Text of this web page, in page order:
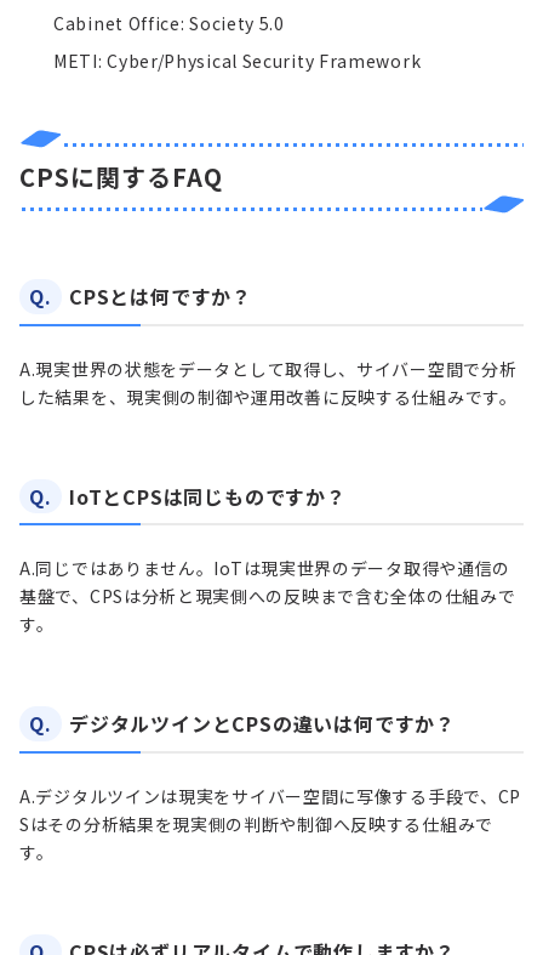
Cabinet Office: Society 5.0
METI: Cyber/Physical Security Framework
CPSに関するFAQ
Q. CPSとは何ですか？
A.現実世界の状態をデータとして取得し、サイバー空間で分析
した結果を、現実側の制御や運用改善に反映する仕組みです。
Q. IoTとCPSは同じものですか？
A.同じではありません。IoTは現実世界のデータ取得や通信の
基盤で、CPSは分析と現実側への反映まで含む全体の仕組みで
す。
Q. デジタルツインとCPSの違いは何ですか？
A.デジタルツインは現実をサイバー空間に写像する手段で、CP
Sはその分析結果を現実側の判断や制御へ反映する仕組みで
す。